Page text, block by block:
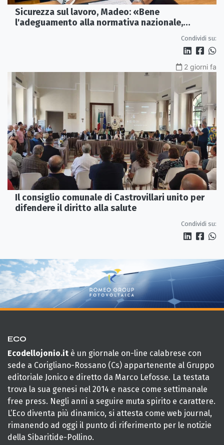
Sicurezza sul lavoro, Madeo: «Bene
l'adeguamento alla normativa nazionale,
Condividi su:
2 giorni fa
Il consiglio comunale di Castrovillari unito per
difendere il diritto alla salute
Condividi su:
ECO
Ecodellojonio.it è un giornale on-line calabrese con
sede a Corigliano-Rossano (Cs) appartenente al Gruppo
editoriale Jonico e diretto da Marco Lefosse. La testata
trova la sua genesi nel 2014 e nasce come settimanale
free press. Negli anni a seguire muta spirito e carattere.
L’Eco diventa più dinamico, si attesta come web journal,
rimanendo ad oggi il punto di riferimento per le notizie
della Sibaritide-Pollino.